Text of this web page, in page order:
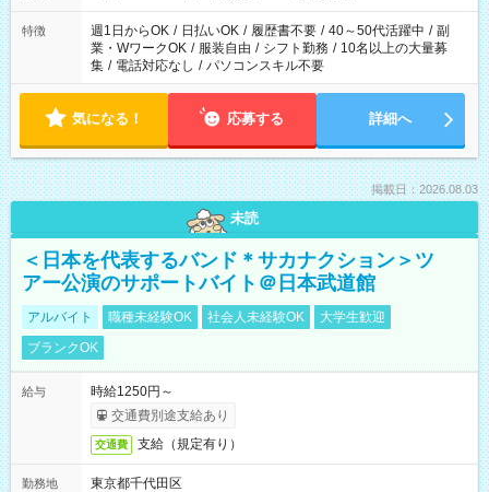
特徴 週1日からOK / 日払いOK / 履歴書不要 / 40～50代活躍中 / 副
業・WワークOK / 服装自由 / シフト勤務 / 10名以上の大量募
集 / 電話対応なし / パソコンスキル不要
気になる！ 応募する 詳細へ
掲載日：2026.08.03
未読
＜日本を代表するバンド＊サカナクション＞ツ
アー公演のサポートバイト＠日本武道館
アルバイト 職種未経験OK 社会人未経験OK
大学生歓迎
ブランクOK
給与
時給1250円～
交通費別途支給あり
交通費 支給（規定有り）
勤務地
東京都千代田区